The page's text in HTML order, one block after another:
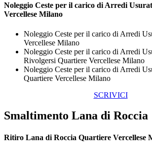
Noleggio Ceste per il carico di Arredi
Vercellese Milano
Noleggio Ceste per il carico di Arredi
Vercellese Milano
Noleggio Ceste per il carico di Arredi
Rivolgersi Quartiere Vercellese Milano
Noleggio Ceste per il carico di Arredi
Quartiere Vercellese Milano
SCRIVICI
Smaltimento Lana di Roccia
Ritiro Lana di Roccia Quartiere Vercellese